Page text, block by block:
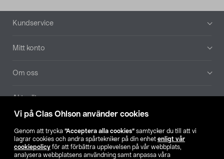
Vi på Clas Ohlson använder cookies
Genom att trycka ”Acceptera alla cookies” samtycker du till att vi
lagrar cookies och andra spårtekniker på din enhet enligt vår
cookiepolicy för att förbättra upplevelsen på vår webbplats,
analysera webbplatsens användning samt anpassa våra
Sidfot
Kundservice
Mitt konto
Om oss
Aktuellt
Hitta butik